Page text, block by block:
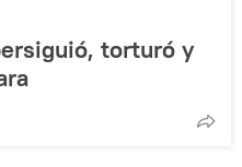
torturó y